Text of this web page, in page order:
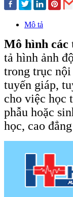
Mô tả
Mô hình các
tả hình ảnh
trong trục
tuyến giáp,
cho việc học
phẫu hoặc
học, cao